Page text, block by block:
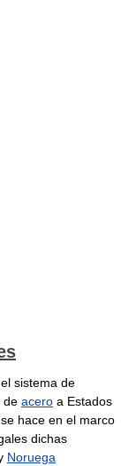
sistema de
de acero a Estados
se hace en el marco
dichas
Noruega